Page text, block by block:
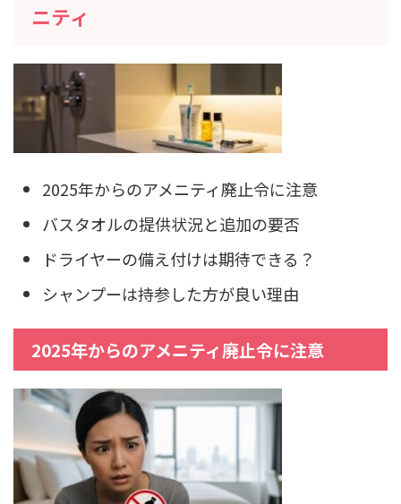
ニティ
2025年からのアメニティ廃止令に注意
バスタオルの提供状況と追加の要否
ドライヤーの備え付けは期待できる？
シャンプーは持参した方が良い理由
2025年からのアメニティ廃止令に注意